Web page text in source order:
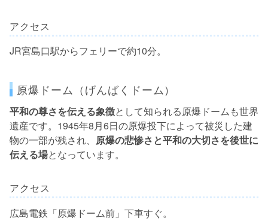
アクセス
JR宮島口駅からフェリーで約10分。
原爆ドーム（げんばくドーム）
平和の尊さを伝える象徴として知られる原爆ドームも世界
遺産です。1945年8月6日の原爆投下によって被災した建
物の一部が残され、 原爆の悲惨さと平和の大切さを後世に
伝える場となっています。
アクセス
広島電鉄「原爆ドーム前」下車すぐ。